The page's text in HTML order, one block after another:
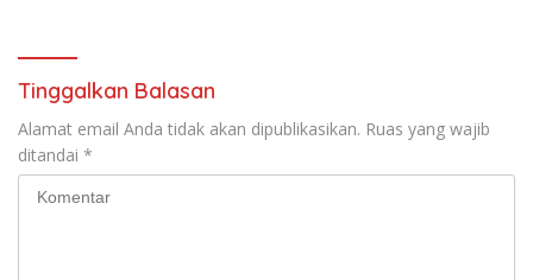
Tinggalkan Balasan
Alamat email Anda tidak akan dipublikasikan. Ruas yang wajib
ditandai *